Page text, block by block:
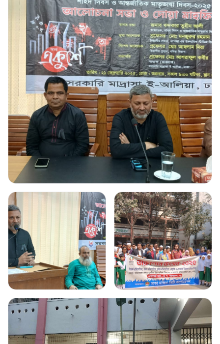
Gallery Image
Click to view full image
Gallery Image2
Click to view full image
Gallery Image3
Click to view full image